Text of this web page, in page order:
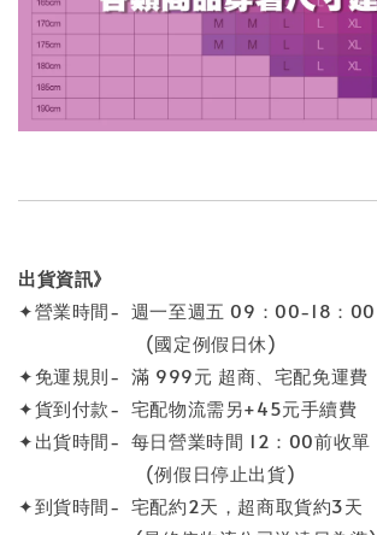
出貨資訊》
✦營業時間- 週一至週五 09：00-18：00
(國定例假日休)
✦免運規則- 滿 999元 超商、宅配免運費
✦貨到付款- 宅配物流需另+45元手續費
✦出貨時間- 每日營業時間 12：00前收單
(例假日停止出貨)
✦到貨時間- 宅配約2天，超商取貨約3天